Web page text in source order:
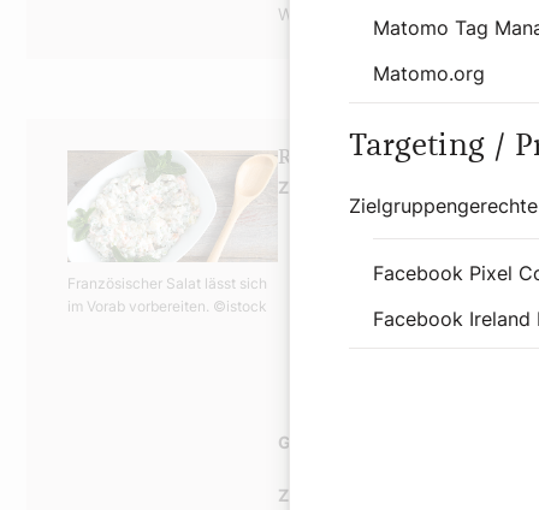
Worcestershiresauce fein
Französischer Salat lässt sich
im Vorab vorbereiten. ©istock
Rezept: Französischer
Zutaten (für vier Personen):
70 Gramm Apfel, entkernt
80 Gramm Karotten,
Garnierung nach Wahl:
Zubereitung:
Matomo Tag
Matomo.org
Targeting /
Facebook Pixel
Facebook Ireland